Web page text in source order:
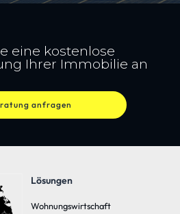
eine kostenlose
Ihrer Immobilie an
anfragen
Lösungen
Wohnungswirtschaft